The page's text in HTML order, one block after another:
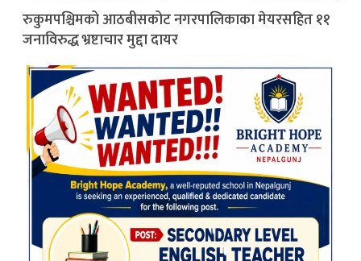
रुकुमपश्चिमको आठबीसकोट नगरपालिकाका मेयरसहित ११
जनाविरुद्ध भ्रष्टाचार मुद्दा दायर